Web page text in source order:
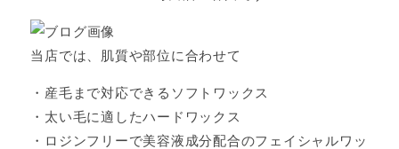
当店では、肌質や部位に合わせて
・産毛まで対応できるソフトワックス
・太い毛に適したハードワックス
・ロジンフリーで美容液成分配合のフェイシャルワッ